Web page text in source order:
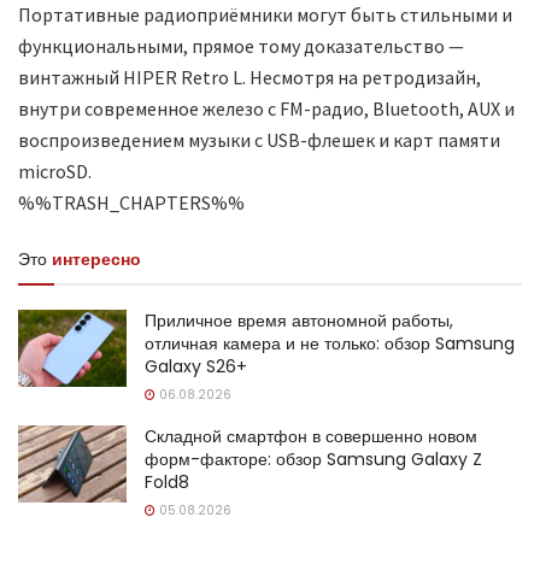
Портативные радиоприёмники могут быть стильными и
функциональными, прямое тому доказательство —
винтажный HIPER Retro L. Несмотря на ретродизайн,
внутри современное железо с FM-радио, Bluetooth, AUX и
воспроизведением музыки с USB-флешек и карт памяти
microSD.
%%TRASH_CHAPTERS%%
Это интересно
Приличное время автономной работы,
отличная камера и не только: обзор Samsung
Galaxy S26+
06.08.2026
Складной смартфон в совершенно новом
форм-факторе: обзор Samsung Galaxy Z
Fold8
05.08.2026